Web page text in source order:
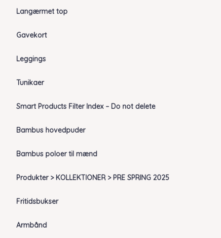
Langærmet top
Gavekort
Leggings
Tunikaer
Smart Products Filter Index – Do not delete
Bambus hovedpuder
Bambus poloer til mænd
Produkter > KOLLEKTIONER > PRE SPRING 2025
Fritidsbukser
Armbånd